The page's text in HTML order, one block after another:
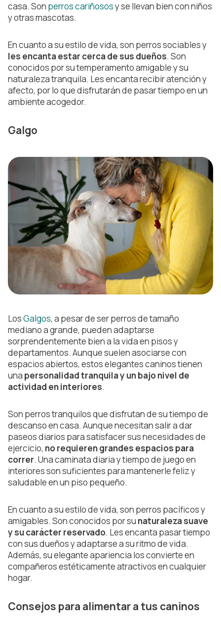
casa. Son perros cariñososy se llevan bien con niños
y otras mascotas.
En cuanto a su estilo de vida, son perros sociables y
les encanta estar cerca de sus dueños. Son
conocidos por su temperamento amigable y su
naturaleza tranquila. Les encanta recibir atención y
afecto, por lo que disfrutarán de pasar tiempo en un
ambiente acogedor.
Galgo
LosGalgos, a pesar de ser perros de tamaño
mediano a grande, pueden adaptarse
sorprendentemente bien a la vida en pisos y
departamentos. Aunque suelen asociarse con
espacios abiertos, estos elegantes caninos tienen
una personalidad tranquila y un bajo nivel de
actividad en interiores.
Son perros tranquilos que disfrutan de su tiempo de
descanso en casa. Aunque necesitan salir a dar
paseos diarios para satisfacer sus necesidades de
ejercicio, no requieren grandes espacios para
correr. Una caminata diaria y tiempo de juego en
interiores son suficientes para mantenerle feliz y
saludable en un piso pequeño.
En cuanto a su estilo de vida, son perros pacíficos y
amigables. Son conocidos por su naturaleza suave
y su carácter reservado. Les encanta pasar tiempo
con sus dueños y adaptarse a su ritmo de vida.
Además, su elegante apariencia los convierte en
compañeros estéticamente atractivos en cualquier
hogar.
Consejos para alimentar a tus caninos